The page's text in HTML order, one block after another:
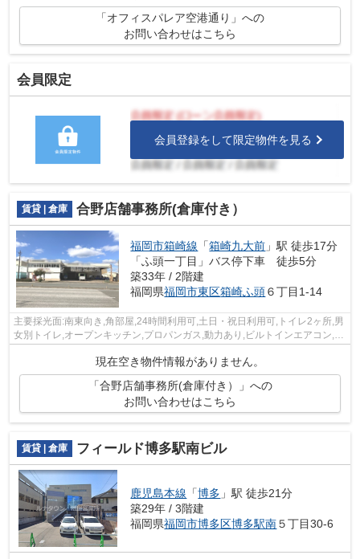
「オフィスパレア空港通り」への
お問い合わせはこちら
会員限定
会員登録をして限定物件を見る
賃貸 | 倉庫 合野店舗事務所(倉庫付き）
福岡市箱崎線 「箱崎九大前 」駅 徒歩17分
「ふ頭一丁目」バス停下車 徒歩5分
築33年 / 2階建
福岡県福岡市東区箱崎ふ頭６丁目1-14
主要採光面:南東向き,角部屋,24時間利用可,土日・祝日利用可,トイレ2ヶ所,男
女別トイレ,オープンキッチン,プロパンガス,動力あり,ビルトインエアコン,シ
現在空き物件情報がありません。
「合野店舗事務所(倉庫付き）」への
お問い合わせはこちら
賃貸 | 倉庫 フィールド博多駅南ビル
鹿児島本線 「博多 」駅 徒歩21分
築29年 / 3階建
福岡県福岡市博多区博多駅南５丁目30-6